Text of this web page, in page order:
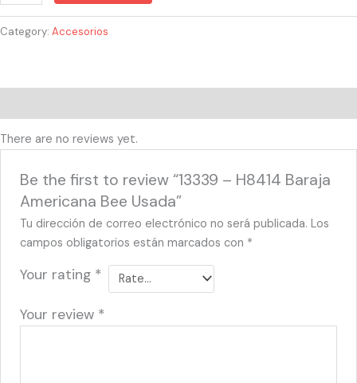
Category: Accesorios
There are no reviews yet.
Be the first to review “13339 – H8414 Baraja
Americana Bee Usada”
Tu dirección de correo electrónico no será publicada. Los
campos obligatorios están marcados con *
Your rating *
Your review *